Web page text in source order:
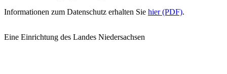
Informationen zum Datenschutz erhalten Sie hier (PDF).
Eine Einrichtung des Landes Niedersachsen